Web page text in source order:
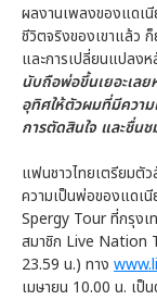
ผลงานเพลงของแดเ
ชีวิตจริงของเขาแล้ว
และการเปลี่ยนแปลง
นับถือพ่อขึ้นเยอะเล
อุทิศให้ตัวผมที่มีควา
การตัดสินใจ และชื่น
แฟนชาวไทยเตรียมตัว
ความเป็นพ่อของแดเ
Spergy Tour ที่กรุงเ
สมาชิก Live Nation
23.59 น.) ทาง
เมษายน 10.00 น. เป็